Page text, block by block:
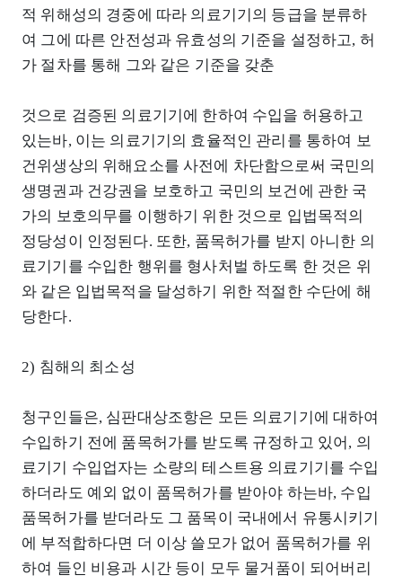
적 위해성의 경중에 따라 의료기기의 등급을 분류하
여 그에 따른 안전성과 유효성의 기준을 설정하고, 허
가 절차를 통해 그와 같은 기준을 갖춘
것으로 검증된 의료기기에 한하여 수입을 허용하고
있는바, 이는 의료기기의 효율적인 관리를 통하여 보
건위생상의 위해요소를 사전에 차단함으로써 국민의
생명권과 건강권을 보호하고 국민의 보건에 관한 국
가의 보호의무를 이행하기 위한 것으로 입법목적의
정당성이 인정된다. 또한, 품목허가를 받지 아니한 의
료기기를 수입한 행위를 형사처벌 하도록 한 것은 위
와 같은 입법목적을 달성하기 위한 적절한 수단에 해
당한다.
2) 침해의 최소성
청구인들은, 심판대상조항은 모든 의료기기에 대하여
수입하기 전에 품목허가를 받도록 규정하고 있어, 의
료기기 수입업자는 소량의 테스트용 의료기기를 수입
하더라도 예외 없이 품목허가를 받아야 하는바, 수입
품목허가를 받더라도 그 품목이 국내에서 유통시키기
에 부적합하다면 더 이상 쓸모가 없어 품목허가를 위
하여 들인 비용과 시간 등이 모두 물거품이 되어버리